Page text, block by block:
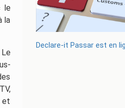
le
la
et
Declare-it Passar est en